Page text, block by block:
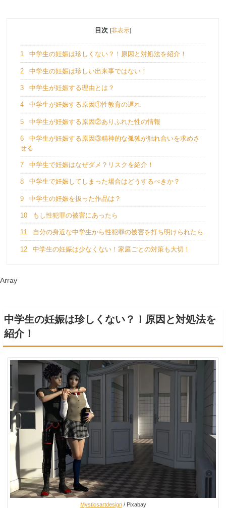
目次 [非表示]
1 中学生の妊娠は珍しくない？！原因と対処法を紹介！
2 中学生の妊娠は珍しい出来事ではない！
3 中学生が妊娠する理由とは？
4 中学生が妊娠する原因①性教育の遅れ
5 中学生が妊娠する原因②ありふれた性の情報
6
中学生が妊娠する原因③精神的な孤独が触れ合いを求めさ
せる
7 中学生で妊娠はなぜダメ？リスクを紹介！
8 中学生で妊娠してしまった場合はどうするべきか？
9 中学生の妊娠を扱った作品は？
10 もし性犯罪の被害にあったら
11 自分の身近な中学生から性犯罪の被害を打ち明けられたら
12 中学生の妊娠は少なくない！家庭ごとの対策も大切！
Array
中学生の妊娠は珍しくない？！原因と対処法を
紹介！
Mysticsartdesign/ Pixabay